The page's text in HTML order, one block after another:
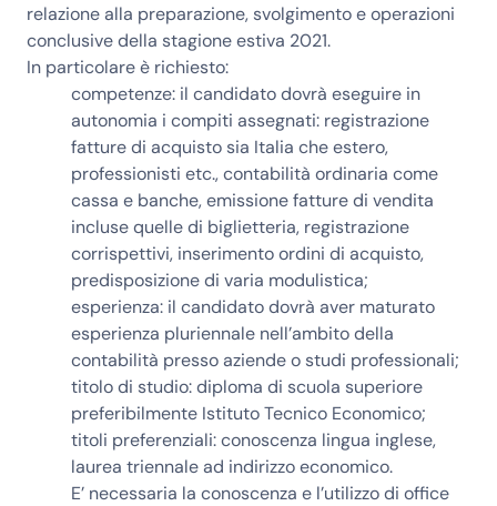
relazione alla preparazione, svolgimento e operazioni
conclusive della stagione estiva 2021.
In particolare è richiesto:
competenze: il candidato dovrà eseguire in
autonomia i compiti assegnati: registrazione
fatture di acquisto sia Italia che estero,
professionisti etc., contabilità ordinaria come
cassa e banche, emissione fatture di vendita
incluse quelle di biglietteria, registrazione
corrispettivi, inserimento ordini di acquisto,
predisposizione di varia modulistica;
esperienza: il candidato dovrà aver maturato
esperienza pluriennale nell’ambito della
contabilità presso aziende o studi professionali;
titolo di studio:diploma di scuola superiore
preferibilmente Istituto Tecnico Economico;
titoli preferenziali:conoscenza lingua inglese,
laurea triennale ad indirizzo economico.
E’ necessaria la conoscenza e l’utilizzo di office